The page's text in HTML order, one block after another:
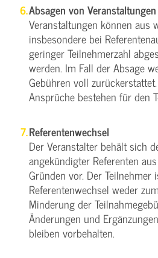
Absagen von Veranstaltungen
Veranstaltungen können aus
insbesondere bei
geringer Teilnehmerzahl
werden. Im Fall der Absage
Gebühren voll
Ansprüche bestehen für den
Referentenwechsel
Der Veranstalter behält sich
angekündigter Referenten
Gründen vor. Der Teilnehmer
Referentenwechsel weder
Minderung der
Änderungen und
bleiben vorbehalten.